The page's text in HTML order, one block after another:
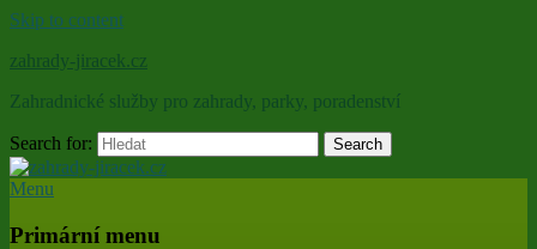
Skip to content
zahrady-jiracek.cz
Zahradnické služby pro zahrady, parky, poradenství
Search for: Search
Menu
Primární menu